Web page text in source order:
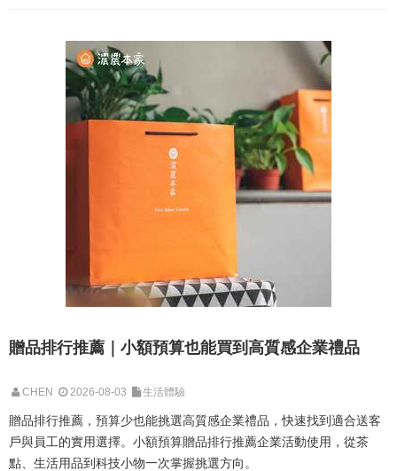
贈品排行推薦｜小額預算也能買到高質感企業禮品
CHEN 2026-08-03 生活體驗
贈品排行推薦，預算少也能挑選高質感企業禮品，快速找到適合送客
戶與員工的實用選擇。小額預算贈品排行推薦企業活動使用，從茶
點、生活用品到科技小物一次掌握挑選方向。